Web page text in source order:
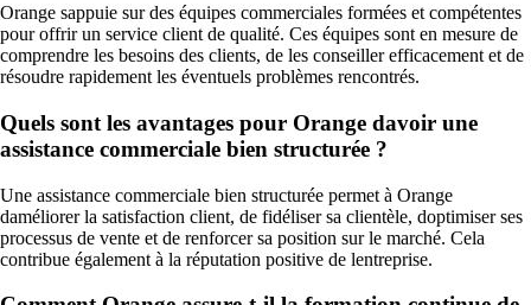
Orange sappuie sur des équipes commerciales formées et compétentes
pour offrir un service client de qualité. Ces équipes sont en mesure de
comprendre les besoins des clients, de les conseiller efficacement et de
résoudre rapidement les éventuels problèmes rencontrés.
Quels sont les avantages pour Orange davoir une
assistance commerciale bien structurée ?
Une assistance commerciale bien structurée permet à Orange
daméliorer la satisfaction client, de fidéliser sa clientèle, doptimiser ses
processus de vente et de renforcer sa position sur le marché. Cela
contribue également à la réputation positive de lentreprise.